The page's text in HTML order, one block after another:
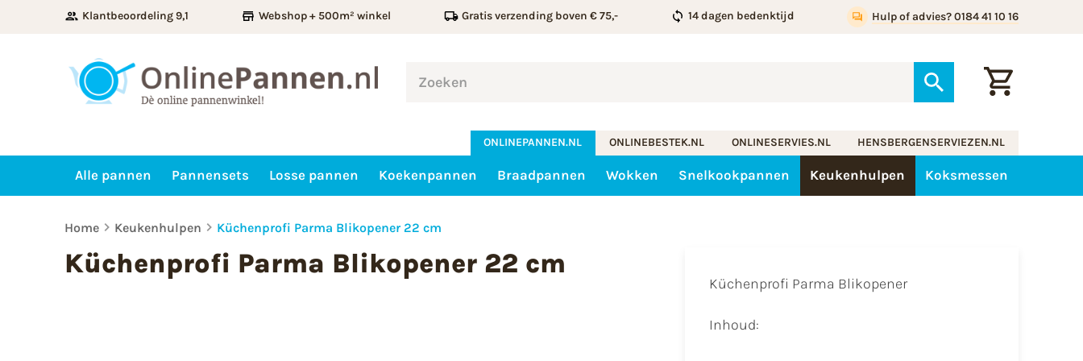
Klantbeoordeling 9,1 Webshop + 500m² winkel Gratis verzending boven € 75,- 14 dagen bedenktijd Hulp of advies? 0184 41 10 16
ONLINEPANNEN.NL ONLINEBESTEK.NL ONLINESERVIES.NL HENSBERGENSERVIEZEN.NL
Alle pannen Pannensets Losse pannen Koekenpannen Braadpannen Wokken Snelkookpannen Keukenhulpen Koksmessen
Home Keukenhulpen Küchenprofi Parma Blikopener 22 cm
Küchenprofi Parma Blikopener 22 cm
Küchenprofi Parma Blikopener
Inhoud: